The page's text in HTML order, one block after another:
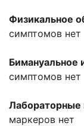
Физикальное
симптомов нет
Бимануальное
симптомов нет
Лабораторные
маркеров нет